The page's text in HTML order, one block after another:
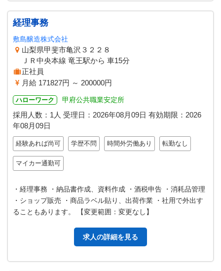
経理事務
敷島醸造株式会社
山梨県甲斐市亀沢３２２８
ＪＲ中央本線 竜王駅から 車15分
正社員
月給 171827円 ～ 200000円
ハローワーク 甲府公共職業安定所
採用人数：1人 受理日： 2026年08月09日 有効期限： 2026
年08月09日
経験あれば尚可 学歴不問 時間外労働あり 転勤なし
マイカー通勤可
・経理事務 ・納品書作成、資料作成 ・酒税申告 ・消耗品管理
・ショップ販売 ・商品ラベル貼り、出荷作業 ・社用で外出す
ることもあります。 【変更範囲：変更なし】
求人の詳細を見る